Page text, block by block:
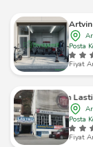
Posta
Fiyat
Artvin Lastik -
Posta
Fiyat